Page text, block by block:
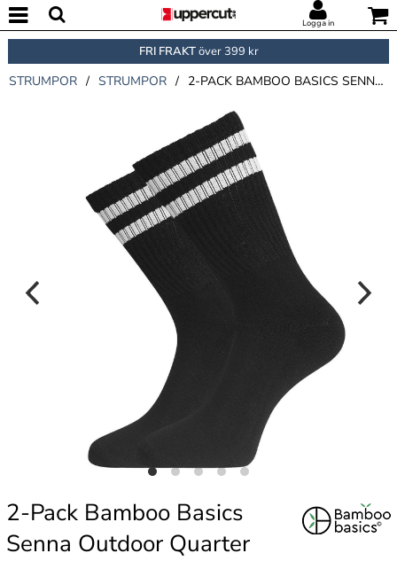
Logga in
FRI FRAKTöver 399 kr
STRUMPOR / STRUMPOR / 2-PACK BAMBOO BASICS SENNA OUTDOOR QUARTER SOCKS
2-Pack Bamboo Basics
Senna Outdoor Quarter